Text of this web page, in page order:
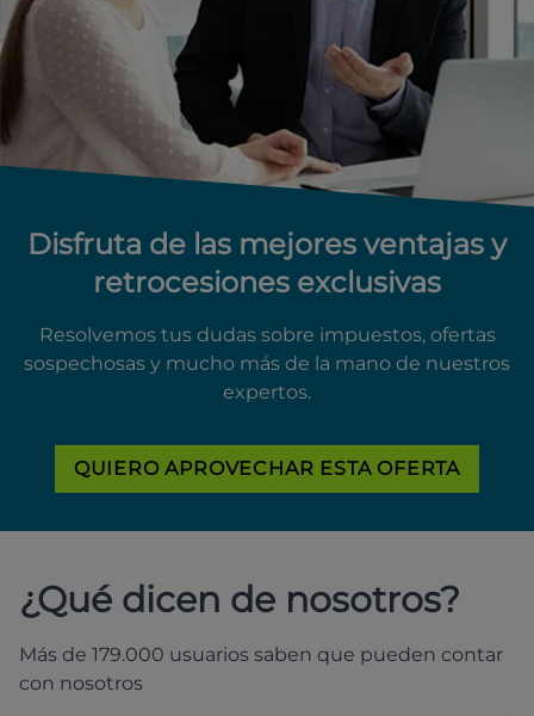
Disfruta de las mejores ventajas y
retrocesiones exclusivas
Resolvemos tus dudas sobre impuestos, ofertas
sospechosas y mucho más de la mano de nuestros
expertos.
QUIERO APROVECHAR ESTA OFERTA
¿Qué dicen de nosotros?
Más de 179.000 usuarios saben que pueden contar
con nosotros